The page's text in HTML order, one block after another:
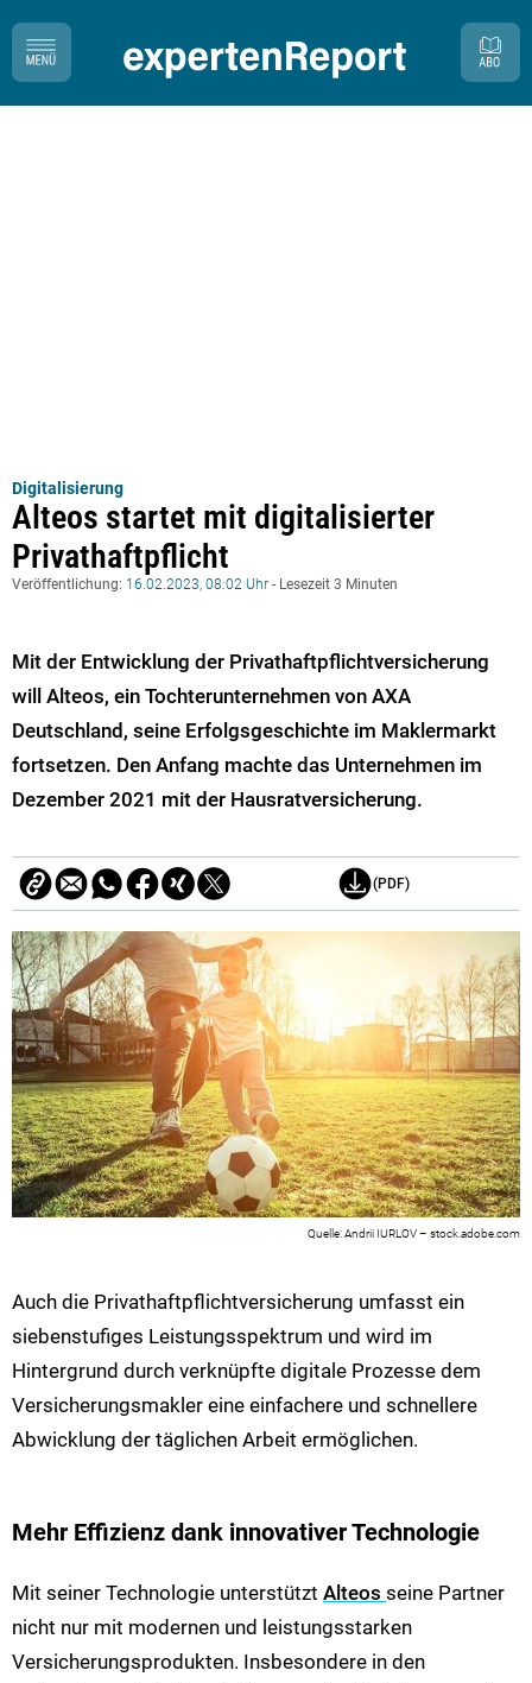
Digitalisierung
Alteos startet mit digitalisierter
Privathaftpflicht
Veröffentlichung: 16.02.2023, 08:02 Uhr - Lesezeit 3 Minuten
Mit der Entwicklung der Privathaftpflichtversicherung
will Alteos, ein Tochterunternehmen von AXA
Deutschland, seine Erfolgsgeschichte im Maklermarkt
fortsetzen. Den Anfang machte das Unternehmen im
Dezember 2021 mit der Hausratversicherung.
(PDF)
Andrii IURLOV – stock.adobe.com
Auch die Privathaftpflichtversicherung umfasst ein
siebenstufiges Leistungsspektrum und wird im
Hintergrund durch verknüpfte digitale Prozesse dem
Versicherungsmakler eine einfachere und schnellere
Abwicklung der täglichen Arbeit ermöglichen.
Mehr Effizienz dank innovativer Technologie
Mit seiner Technologie unterstützt Alteos seine Partner
nicht nur mit modernen und leistungsstarken
Versicherungsprodukten. Insbesondere in den